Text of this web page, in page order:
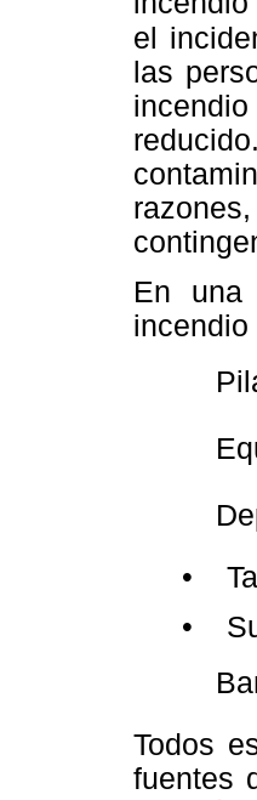
el
las
En una
incendio



•
•

Todos
fuentes